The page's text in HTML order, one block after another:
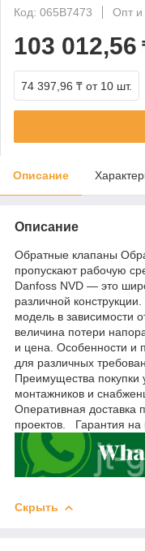
Код: 065B7473
Опт и
103 012,56
74 397,96 ₸ от 10 шт.
Описание
Описание
Обратные клапаны
пропускают рабочую
Danfoss NVD — это
различной
модель в зависимости
величина потери
и цена. Особенности и
для различных
Преимущества
монтажников и
Оперативная доставка
проектов. Гарантия на
Скрыть